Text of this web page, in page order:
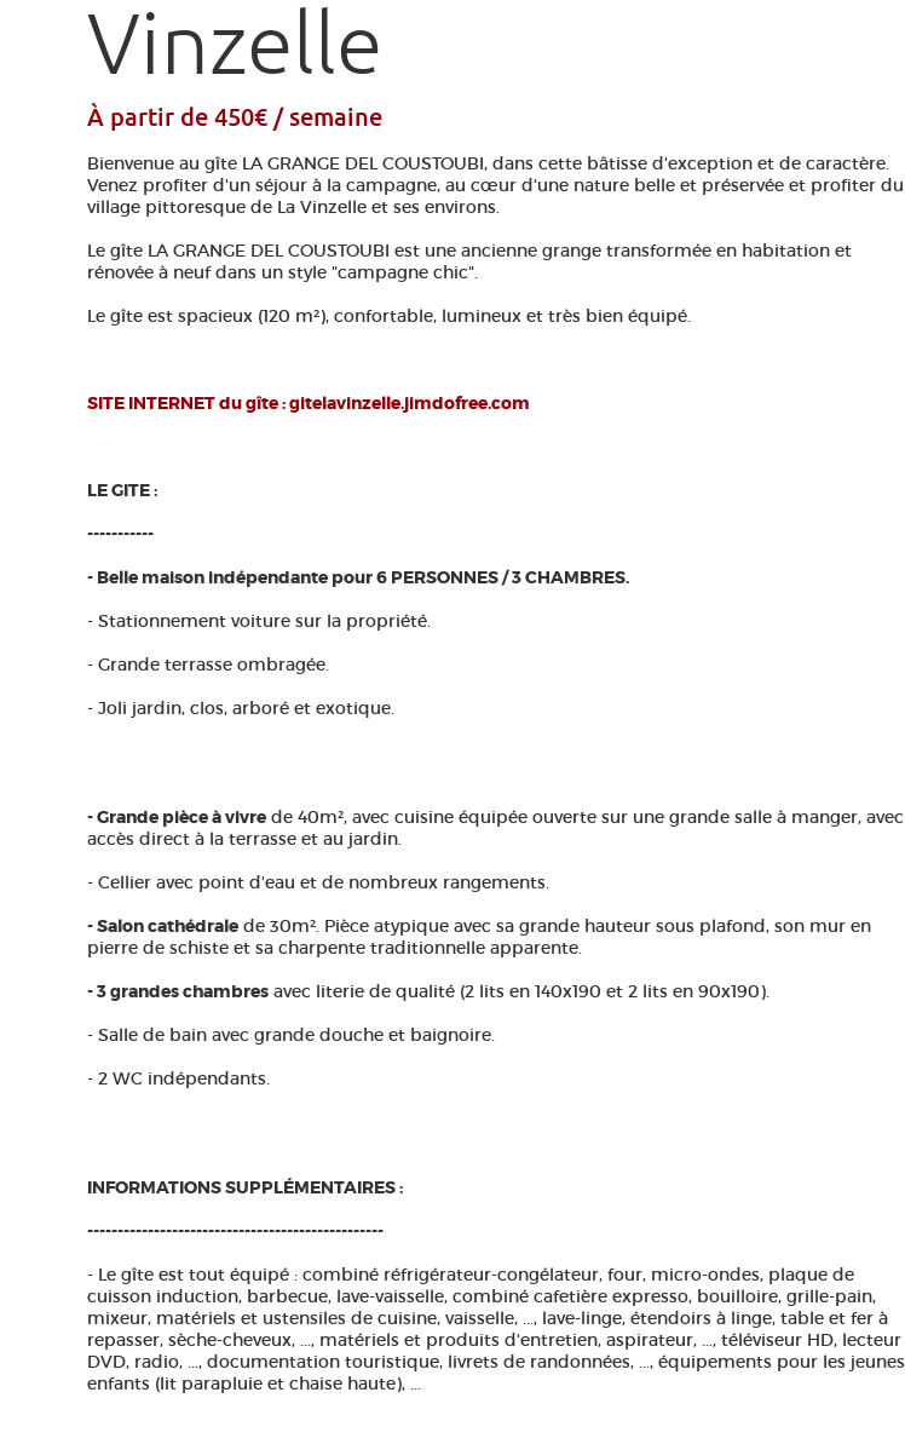
Vinzelle
À partir de 450€ / semaine
Bienvenue au gîte LA GRANGE DEL COUSTOUBI, dans cette bâtisse d'exception et de caractère.
Venez profiter d'un séjour à la campagne, au cœur d'une nature belle et préservée et profiter du
village pittoresque de La Vinzelle et ses environs.
Le gîte LA GRANGE DEL COUSTOUBI est une ancienne grange transformée en habitation et
rénovée à neuf dans un style "campagne chic".
Le gîte est spacieux (120 m²), confortable, lumineux et très bien équipé.
SITE INTERNET du gîte : gitelavinzelle.jimdofree.com
LE GITE :
-----------
- Belle maison indépendante pour 6 PERSONNES / 3 CHAMBRES.
- Stationnement voiture sur la propriété.
- Grande terrasse ombragée.
- Joli jardin, clos, arboré et exotique.
- Grande pièce à vivre de 40m², avec cuisine équipée ouverte sur une grande salle à manger, avec
accès direct à la terrasse et au jardin.
- Cellier avec point d'eau et de nombreux rangements.
- Salon cathédrale de 30m². Pièce atypique avec sa grande hauteur sous plafond, son mur en
pierre de schiste et sa charpente traditionnelle apparente.
- 3 grandes chambres avec literie de qualité (2 lits en 140x190 et 2 lits en 90x190).
- Salle de bain avec grande douche et baignoire.
- 2 WC indépendants.
INFORMATIONS SUPPLÉMENTAIRES :
-------------------------------------------------
- Le gîte est tout équipé : combiné réfrigérateur-congélateur, four, micro-ondes, plaque de
cuisson induction, barbecue, lave-vaisselle, combiné cafetière expresso, bouilloire, grille-pain,
mixeur, matériels et ustensiles de cuisine, vaisselle, ..., lave-linge, étendoirs à linge, table et fer à
repasser, sèche-cheveux, ..., matériels et produits d'entretien, aspirateur, ..., téléviseur HD, lecteur
DVD, radio, ..., documentation touristique, livrets de randonnées, ..., équipements pour les jeunes
enfants (lit parapluie et chaise haute), ...